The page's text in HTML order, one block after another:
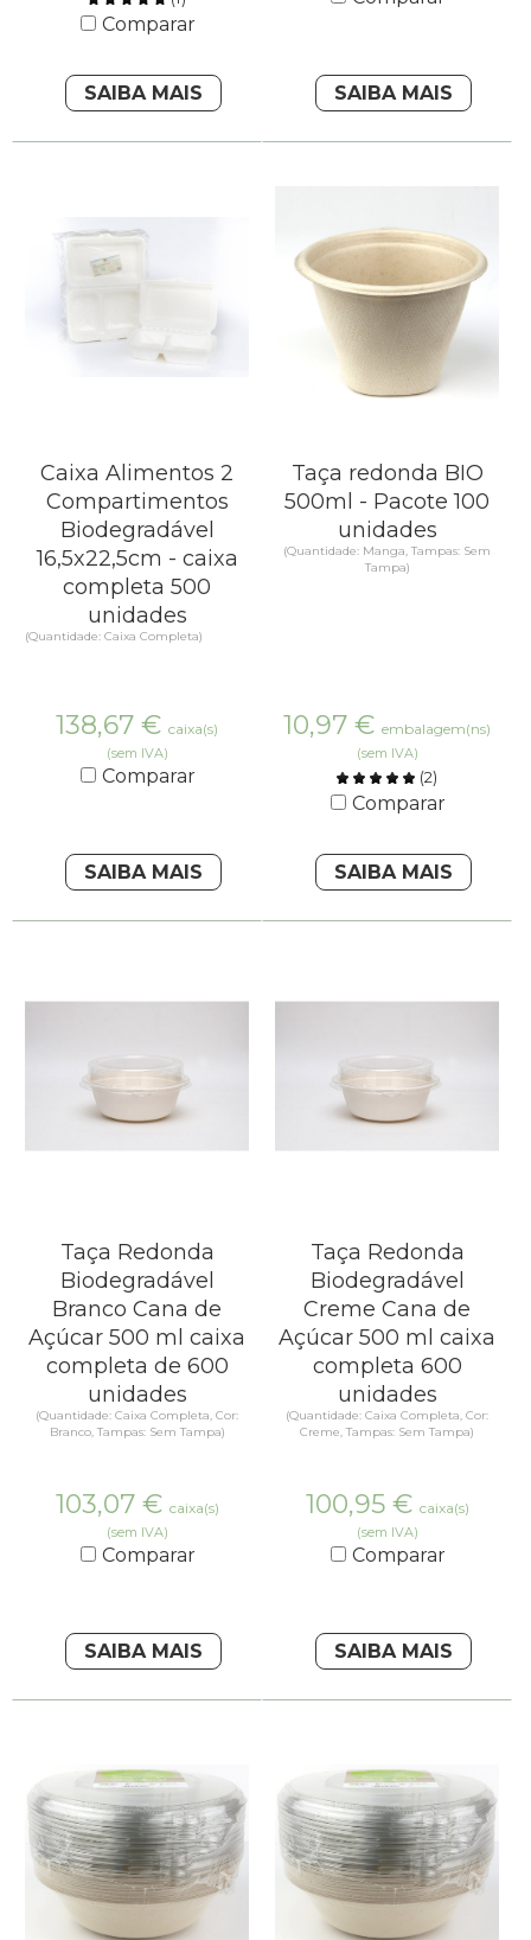
Comparar
SAIBA MAIS SAIBA MAIS
Caixa Alimentos 2
Compartimentos
Biodegradável
16,5x22,5cm - caixa
completa 500
unidades
(Quantidade: Caixa Completa)
138,67 € caixa(s)
(sem IVA)
Comparar
SAIBA MAIS
Taça redonda BIO
500ml - Pacote 100
unidades
(Quantidade: Manga, Tampas: Sem
Tampa)
10,97 € embalagem(ns)
(sem IVA)
(2)
Comparar
SAIBA MAIS
Taça Redonda
Biodegradável
Branco Cana de
Açúcar 500 ml caixa
completa de 600
unidades
(Quantidade: Caixa Completa, Cor:
Branco, Tampas: Sem Tampa)
103,07 € caixa(s)
(sem IVA)
Comparar
SAIBA MAIS
Taça Redonda
Biodegradável
Creme Cana de
Açúcar 500 ml caixa
completa 600
unidades
(Quantidade: Caixa Completa, Cor:
Creme, Tampas: Sem Tampa)
100,95 € caixa(s)
(sem IVA)
Comparar
SAIBA MAIS